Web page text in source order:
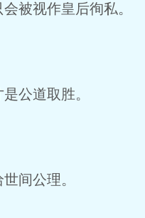
被视作皇后徇私。
公道取胜。
间公理。